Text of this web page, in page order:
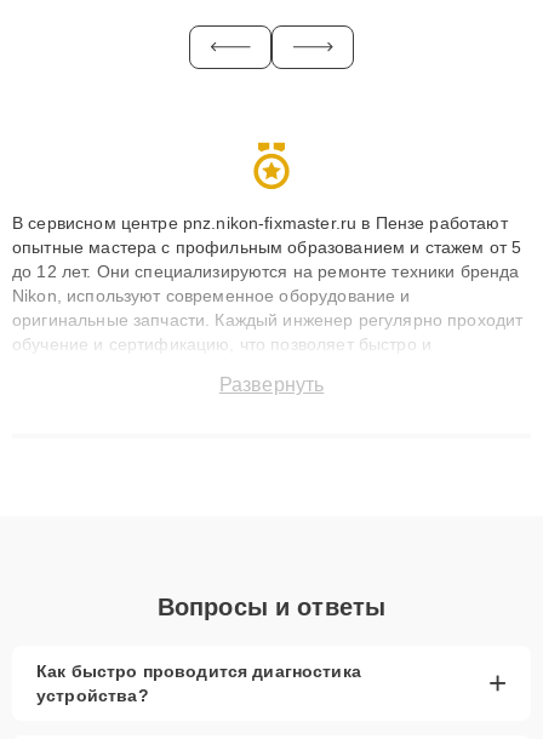
В сервисном центре pnz.nikon-fixmaster.ru в Пензе работают
опытные мастера с профильным образованием и стажем от 5
до 12 лет. Они специализируются на ремонте техники бренда
Nikon, используют современное оборудование и
оригинальные запчасти. Каждый инженер регулярно проходит
обучение и сертификацию, что позволяет быстро и
сохранением гарантии до 3 лет. Наши мастера решают
Развернуть
Вопросы и ответы
Как быстро проводится диагностика
устройства?
+